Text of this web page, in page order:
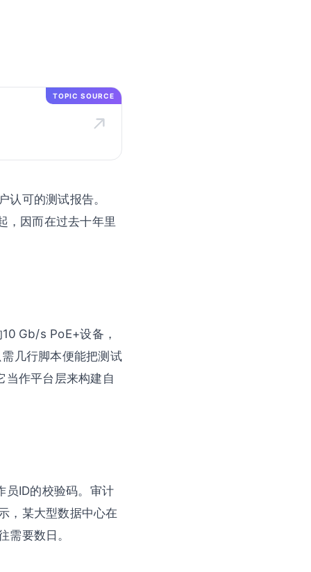
TOPIC SOURCE
可的测试报告。
，因而在过去十年里
Gb/s PoE+设备，
几行脚本便能把测试
当作平台层来构建自
员ID的校验码。审计
，某大型数据中心在
需要数日。